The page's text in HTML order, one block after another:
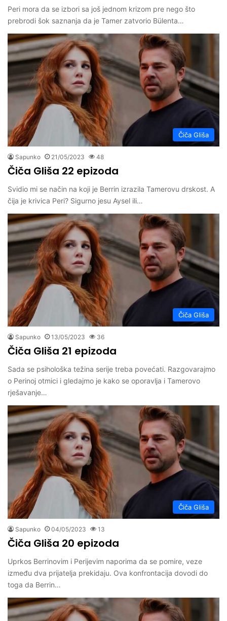
Peri mora da se izbori sa još jednom krizom pre nego što
prebrodi šok saznanja da je Tamer zatvorio Bülenta…
Čiča Gliša
Sapunko 21/05/2023 48
Čiča Gliša 22 epizoda
Svidio mi se način na koji je Berrin izrazila Tamerovu drskost. A
čija je krivica Peri? Sigurno jesu Aysel ili…
Čiča Gliša
Sapunko 13/05/2023 36
Čiča Gliša 21 epizoda
Sada se psihološka težina serije treba povećati. Razgovarajmo
o Perinoj otmici i gledajmo je kako se oporavlja i Tamerovo
rješavanje…
Čiča Gliša
Sapunko 04/05/2023 13
Čiča Gliša 20 epizoda
Uprkos Berrinovim i Perijevim naporima da se pomire, veze
između dva prijatelja prekidaju. Ova konfrontacija dovodi do
toga da Berrin…